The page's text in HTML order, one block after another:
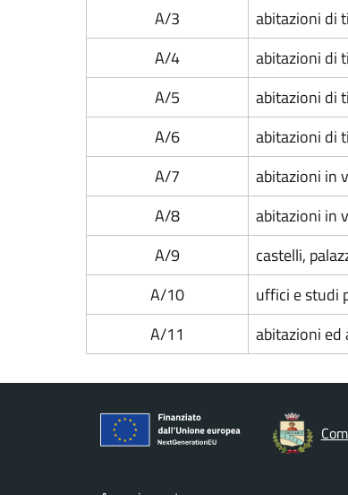
A/3
abitazioni di
A/4
abitazioni di
A/5
abitazioni di
A/6
abitazioni di
A/7
abitazioni in
A/8
abitazioni in
A/9
castelli,
A/10
uffici e studi
A/11
abitazioni ed